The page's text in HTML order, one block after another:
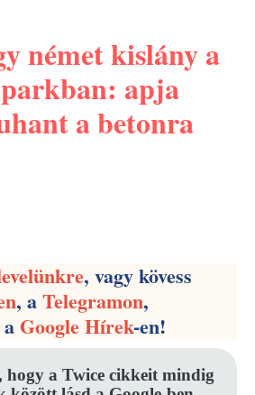
német kislány a
apja
a betonra
, vagy kövess
, aTelegramon,
Google Hírek-en!
hogy a Twice cikkeit mindig